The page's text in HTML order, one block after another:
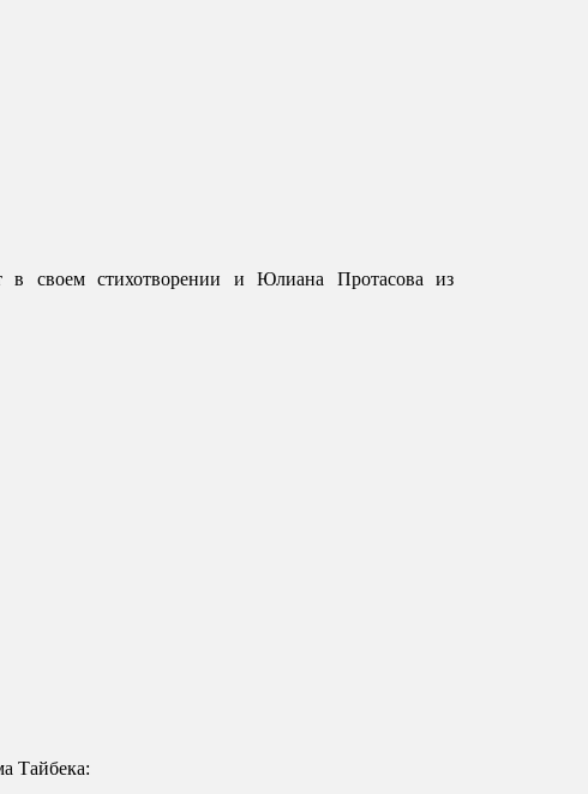
в своем стихотворении и Юлиана Протасова из
Тайбека: